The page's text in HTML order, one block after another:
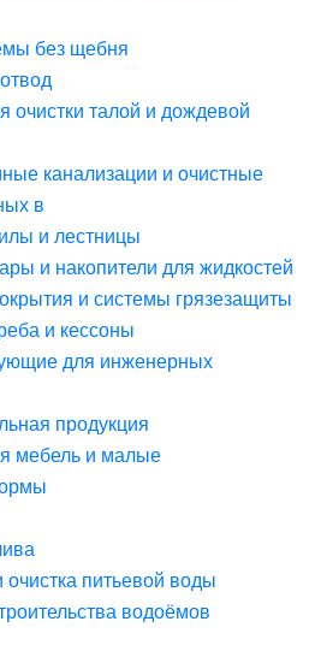
без щебня
очистки талой и дождевой
канализации и очистные
в
и лестницы
и накопители для жидкостей
и системы грязезащиты
и кессоны
для инженерных
продукция
мебель и малые
очистка питьевой воды
водоёмов